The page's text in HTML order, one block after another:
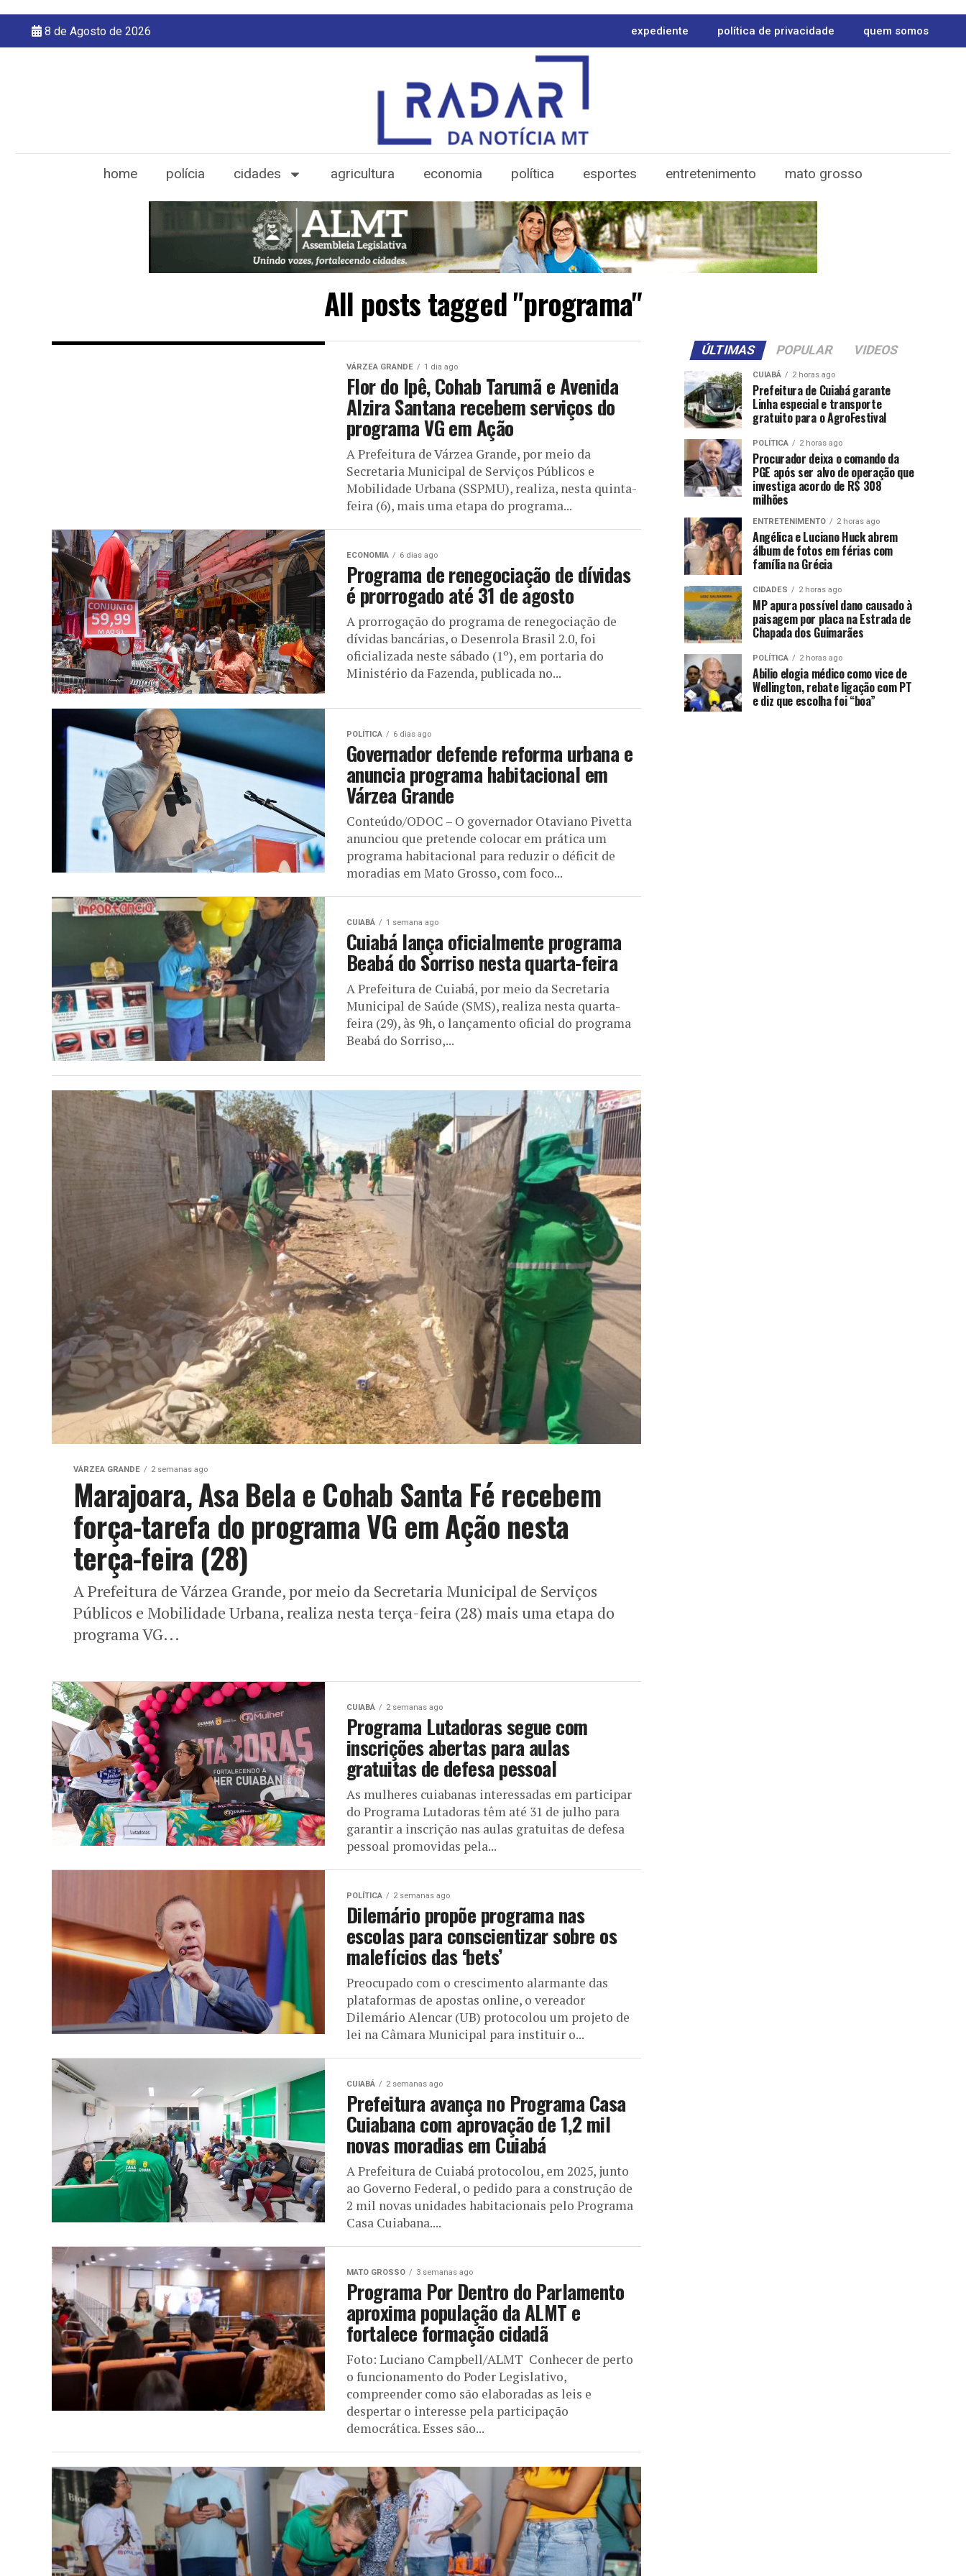
8 de Agosto de 2026 expediente política de privacidade quem somos
home polícia cidades agricultura economia política esportes entretenimento mato grosso
All posts tagged "programa"
VÁRZEA GRANDE 1 dia ago
Flor do Ipê, Cohab Tarumã e Avenida
Alzira Santana recebem serviços do
programa VG em Ação
A Prefeitura de Várzea Grande, por meio da
Secretaria Municipal de Serviços Públicos e
Mobilidade Urbana (SSPMU), realiza, nesta quinta-
feira (6), mais uma etapa do programa...
ECONOMIA 6 dias ago
Programa de renegociação de dívidas
é prorrogado até 31 de agosto
A prorrogação do programa de renegociação de
dívidas bancárias, o Desenrola Brasil 2.0, foi
oficializada neste sábado (1º), em portaria do
Ministério da Fazenda, publicada no...
POLÍTICA 6 dias ago
Governador defende reforma urbana e
anuncia programa habitacional em
Várzea Grande
Conteúdo/ODOC – O governador Otaviano Pivetta
anunciou que pretende colocar em prática um
programa habitacional para reduzir o déficit de
moradias em Mato Grosso, com foco...
CUIABÁ 1 semana ago
Cuiabá lança oficialmente programa
Beabá do Sorriso nesta quarta-feira
A Prefeitura de Cuiabá, por meio da Secretaria
Municipal de Saúde (SMS), realiza nesta quarta-
feira (29), às 9h, o lançamento oficial do programa
Beabá do Sorriso,...
VÁRZEA GRANDE 2 semanas ago
Marajoara, Asa Bela e Cohab Santa Fé recebem
força-tarefa do programa VG em Ação nesta
terça-feira (28)
A Prefeitura de Várzea Grande, por meio da Secretaria Municipal de Serviços
Públicos e Mobilidade Urbana, realiza nesta terça-feira (28) mais uma etapa do
programa VG...
CUIABÁ 2 semanas ago
Programa Lutadoras segue com
inscrições abertas para aulas
gratuitas de defesa pessoal
As mulheres cuiabanas interessadas em participar
do Programa Lutadoras têm até 31 de julho para
garantir a inscrição nas aulas gratuitas de defesa
pessoal promovidas pela...
POLÍTICA 2 semanas ago
Dilemário propõe programa nas
escolas para conscientizar sobre os
malefícios das ‘bets’
Preocupado com o crescimento alarmante das
plataformas de apostas online, o vereador
Dilemário Alencar (UB) protocolou um projeto de
lei na Câmara Municipal para instituir o...
CUIABÁ 2 semanas ago
Prefeitura avança no Programa Casa
Cuiabana com aprovação de 1,2 mil
novas moradias em Cuiabá
A Prefeitura de Cuiabá protocolou, em 2025, junto
ao Governo Federal, o pedido para a construção de
2 mil novas unidades habitacionais pelo Programa
Casa Cuiabana....
MATO GROSSO 3 semanas ago
Programa Por Dentro do Parlamento
aproxima população da ALMT e
fortalece formação cidadã
Foto: Luciano Campbell/ALMT Conhecer de perto
o funcionamento do Poder Legislativo,
compreender como são elaboradas as leis e
despertar o interesse pela participação
democrática. Esses são...
ÚLTIMAS POPULAR VIDEOS
CUIABÁ 2 horas ago
Prefeitura de Cuiabá garante
Linha especial e transporte
gratuito para o AgroFestival
POLÍTICA 2 horas ago
Procurador deixa o comando da
PGE após ser alvo de operação que
investiga acordo de R$ 308
milhões
ENTRETENIMENTO 2 horas ago
Angélica e Luciano Huck abrem
álbum de fotos em férias com
família na Grécia
CIDADES 2 horas ago
MP apura possível dano causado à
paisagem por placa na Estrada de
Chapada dos Guimarães
POLÍTICA 2 horas ago
Abilio elogia médico como vice de
Wellington, rebate ligação com PT
e diz que escolha foi “boa”